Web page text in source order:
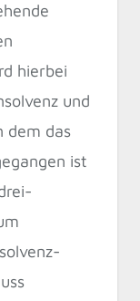
hierbei
und
dem das
ist